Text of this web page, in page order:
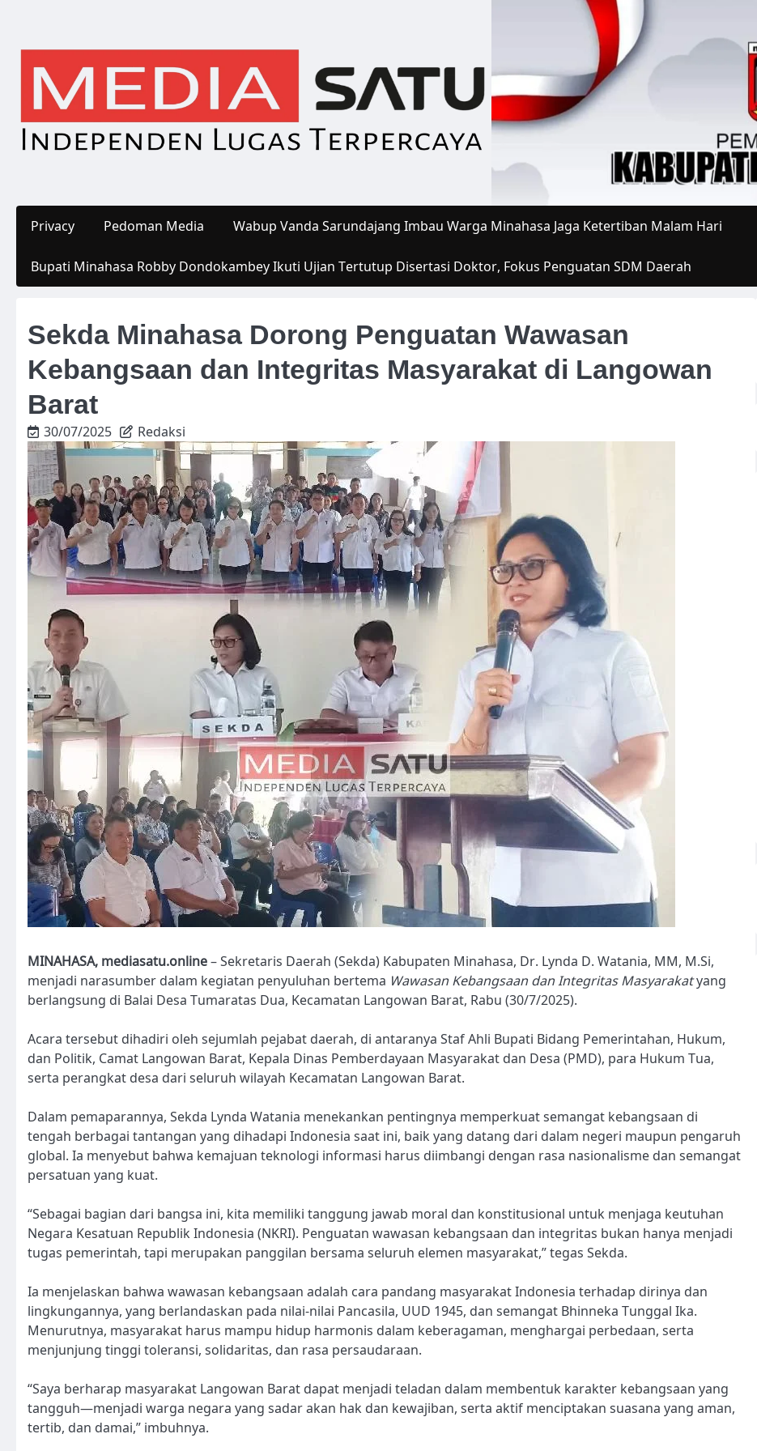
content
Privacy Pedoman Media Wabup Vanda Sarundajang Imbau Warga Minahasa Jaga Ketertiban Malam Hari
Bupati Minahasa Robby Dondokambey Ikuti Ujian Tertutup Disertasi Doktor, Fokus Penguatan SDM Daerah
Sekda Minahasa Dorong Penguatan Wawasan
Kebangsaan dan Integritas Masyarakat di Langowan
Barat
30/07/2025 Redaksi
MINAHASA, mediasatu.online– Sekretaris Daerah (Sekda) Kabupaten Minahasa, Dr. Lynda D. Watania, MM, M.Si,
menjadi narasumber dalam kegiatan penyuluhan bertema Wawasan Kebangsaan dan Integritas Masyarakatyang
berlangsung di Balai Desa Tumaratas Dua, Kecamatan Langowan Barat, Rabu (30/7/2025).
Acara tersebut dihadiri oleh sejumlah pejabat daerah, di antaranya Staf Ahli Bupati Bidang Pemerintahan, Hukum,
dan Politik, Camat Langowan Barat, Kepala Dinas Pemberdayaan Masyarakat dan Desa (PMD), para Hukum Tua,
serta perangkat desa dari seluruh wilayah Kecamatan Langowan Barat.
Dalam pemaparannya, Sekda Lynda Watania menekankan pentingnya memperkuat semangat kebangsaan di
tengah berbagai tantangan yang dihadapi Indonesia saat ini, baik yang datang dari dalam negeri maupun pengaruh
global. Ia menyebut bahwa kemajuan teknologi informasi harus diimbangi dengan rasa nasionalisme dan semangat
persatuan yang kuat.
“Sebagai bagian dari bangsa ini, kita memiliki tanggung jawab moral dan konstitusional untuk menjaga keutuhan
Negara Kesatuan Republik Indonesia (NKRI). Penguatan wawasan kebangsaan dan integritas bukan hanya menjadi
tugas pemerintah, tapi merupakan panggilan bersama seluruh elemen masyarakat,” tegas Sekda.
Ia menjelaskan bahwa wawasan kebangsaan adalah cara pandang masyarakat Indonesia terhadap dirinya dan
lingkungannya, yang berlandaskan pada nilai-nilai Pancasila, UUD 1945, dan semangat Bhinneka Tunggal Ika.
Menurutnya, masyarakat harus mampu hidup harmonis dalam keberagaman, menghargai perbedaan, serta
menjunjung tinggi toleransi, solidaritas, dan rasa persaudaraan.
“Saya berharap masyarakat Langowan Barat dapat menjadi teladan dalam membentuk karakter kebangsaan yang
tangguh—menjadi warga negara yang sadar akan hak dan kewajiban, serta aktif menciptakan suasana yang aman,
tertib, dan damai,” imbuhnya.